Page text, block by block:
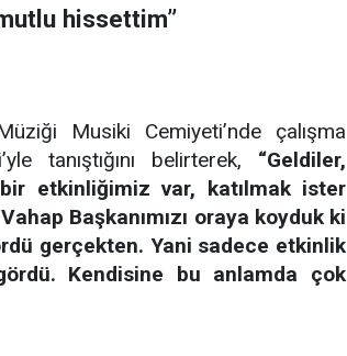
hissettim”
Musiki Cemiyeti’nde çalışma
tanıştığını belirterek, “Geldiler,
etkinliğimiz var, katılmak ister
Başkanımızı oraya koyduk ki
gerçekten. Yani sadece etkinlik
Kendisine bu anlamda çok